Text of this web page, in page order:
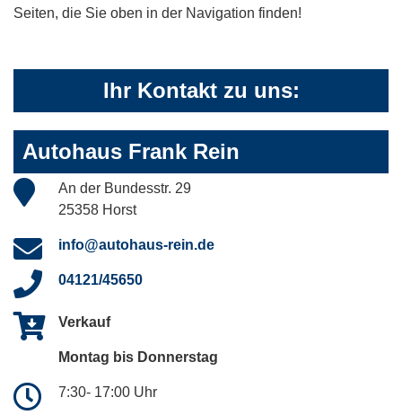
Seiten, die Sie oben in der Navigation finden!
Ihr Kontakt zu uns:
Autohaus Frank Rein
An der Bundesstr. 29
25358 Horst
info@autohaus-rein.de
04121/45650
Verkauf
Montag bis Donnerstag
7:30- 17:00 Uhr